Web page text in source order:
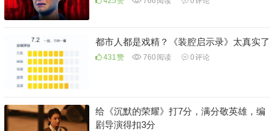
都市人都是戏精？《装腔启示录》太真实了
431赞 760 阅读 0评论
给《沉默的荣耀》打7分，满分敬英雄，编
剧导演得扣3分